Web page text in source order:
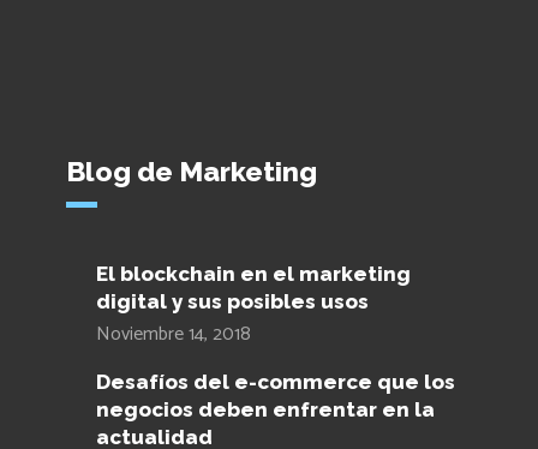
Blog de Marketing
El blockchain en el marketing
digital y sus posibles usos
Noviembre 14, 2018
Desafíos del e-commerce que los
negocios deben enfrentar en la
actualidad